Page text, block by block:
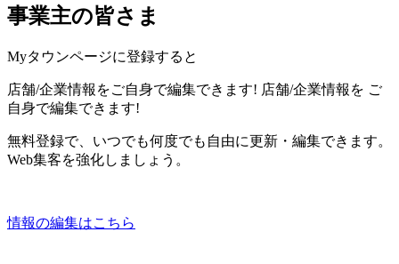
事業主の皆さま
Myタウンページに登録すると
店舗/企業情報をご自身で編集できます! 店舗/企業情報を ご
自身で編集できます!
無料登録で、いつでも何度でも自由に更新・編集できます。
Web集客を強化しましょう。
情報の編集はこちら